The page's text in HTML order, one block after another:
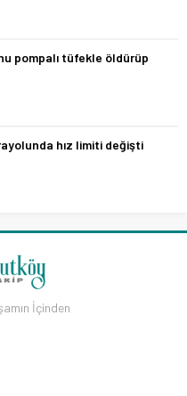
pompalı tüfekle öldürüp
hız limiti değişti
İçinden